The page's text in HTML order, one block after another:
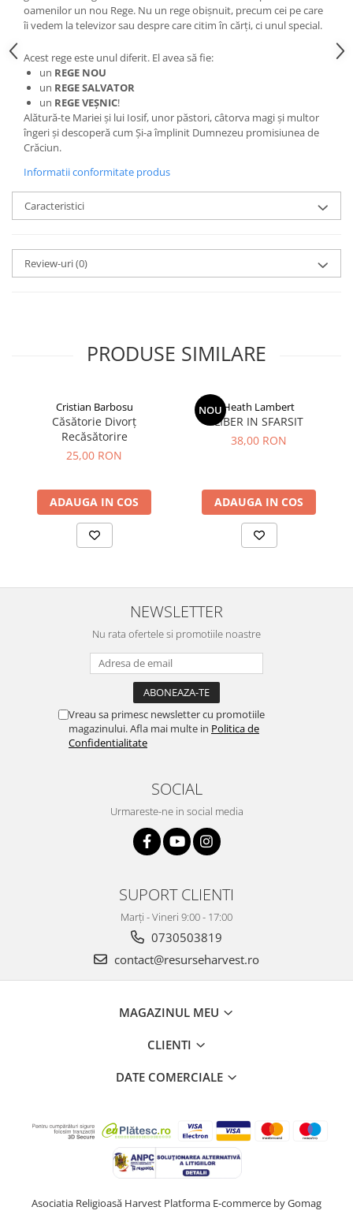
oamenilor un nou Rege. Nu un rege obișnuit, precum cei pe care
îi vedem la televizor sau despre care citim în cărţi, ci unul special.
Acest rege este unul diferit. El avea să fie:
un REGE NOU
un REGE SALVATOR
un REGE VEȘNIC!
Alătură-te Mariei și lui Iosif, unor păstori, câtorva magi și multor
îngeri și descoperă cum Și-a împlinit Dumnezeu promisiunea de
Crăciun.
Informatii conformitate produs
Caracteristici
Review-uri(0)
PRODUSE SIMILARE
Cristian Barbosu
Căsătorie Divorț
Recăsătorire
25,00 RON
ADAUGA IN COS
NOUHeath Lambert
LIBER IN SFARSIT
38,00 RON
ADAUGA IN COS
NEWSLETTER
Nu rata ofertele si promotiile noastre
Vreau sa primesc newsletter cu promotiile
magazinului. Afla mai multe in Politica de
Confidentialitate
SOCIAL
Urmareste-ne in social media
SUPORT CLIENTI
Marți - Vineri 9:00 - 17:00
0730503819
contact@resurseharvest.ro
MAGAZINUL MEU
CLIENTI
DATE COMERCIALE
Asociatia Religioasă Harvest Platforma E-commerce by Gomag